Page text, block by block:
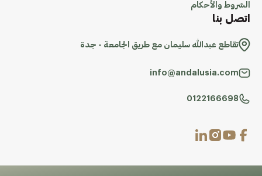
الشروط والأحكام
اتصل بنا
تقاطع عبدالله سليمان مع طريق الجامعة - جدة
info@andalusia.com
0122166698